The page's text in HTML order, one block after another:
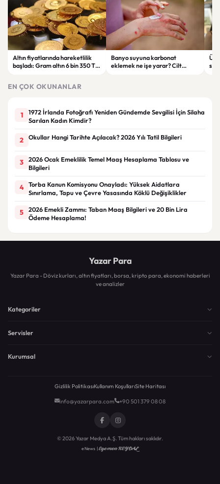
Altın fiyatlarında hareketlilik
başladı: Gram altın 6 bin 350 TL
Banyo suyuna karbonat
eklemek ne işe yarar? Cilt
suç
EN ÇOK OKUNANLAR
1
1972 İrlanda Fotoğrafı Yeniden Gündemde Sevgilisi İçin Silaha
Sarılan Kadın Kimdir?
2 Okullar Hangi Tarihte Açılacak? 2026 Yılı Tatil Bilgileri
3
2026 Ocak Emeklilik Temel Maaş Hesaplama Tablosu ve
Bilgileri
4
Torba Kanun Komisyonu Onayladı: Yüksek Aidatlara
Sınırlama, Tapu ve Çevre Yasasında Köklü Değişiklikler
5
2026 Emekli Zammı: Taban Maaş Bilgileri ve 20 Bin Lira
Ödeme Hesaplama!
Yazar Para
Yazar Para - Döviz kurları, altın fiyatları, borsa, kripto para, ekonomi haberleri
ve analizler
Kategoriler
Servisler
Kurumsal
Gizlilik PolitikasıKullanım KoşullarıSite Haritası
info@yazarpara.com +90 501 379 08 08
© 2026 Yazar Medya A.Ş. Tüm hakları saklıdır.
eNews |Egemen KEYDAL